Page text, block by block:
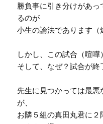
勝負事に引き分けがあ
るのが
小生の論法であります（
しかし、この試合（喧嘩
そして、なぜ？試合が終
先生に見つかっては最
が、
お隣５組の真田丸君に